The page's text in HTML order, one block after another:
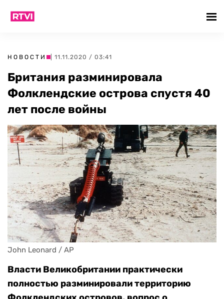
НОВОСТИ | 11.11.2020 / 03:41
Британия разминировала
Фолклендские острова спустя 40
лет после войны
John Leonard / AP
Власти Великобритании практически
полностью разминировали территорию